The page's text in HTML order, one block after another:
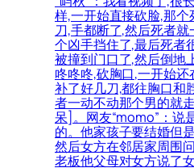
样,一开始直接砍脸,那
刀,手都断了,然后死者
个凶手挡住了,最后死者
被撞到门口了,然后倒地
咚咚咚,砍胸口,一开始还
补了好几刀,都往胸口和
者一动不动那个男的就
呆]。网友“momo”：说
的。他家孩子要结婚但
然后女方在邻居家周围
老板他父母对女方说了